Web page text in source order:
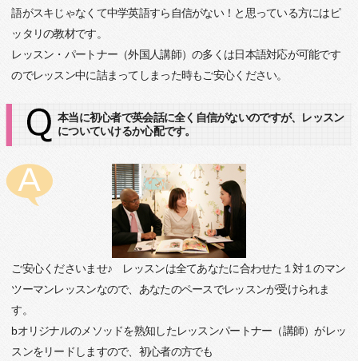
語がスキじゃなくて中学英語すら自信がない！と思っている方にはピ
ッタリの教材です。
レッスン・パートナー（外国人講師）の多くは日本語対応が可能です
のでレッスン中に詰まってしまった時もご安心ください。
本当に初心者で英会話に全く自信がないのですが、レッスン
についていけるか心配です。
ご安心くださいませ♪ レッスンは全てあなたに合わせた１対１のマン
ツーマンレッスンなので、あなたのペースでレッスンが受けられま
す。
bオリジナルのメソッドを熟知したレッスンパートナー（講師）がレッ
スンをリードしますので、初心者の方でも